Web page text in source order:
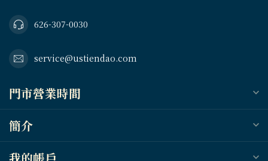
626-307-0030
service@ustiendao.com
門市營業時間
簡介